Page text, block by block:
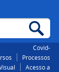
Covid-
Processos
Acesso a